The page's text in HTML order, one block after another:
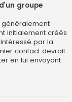
groupe
généralement
initialement créés
par la
contact devrait
en lui envoyant